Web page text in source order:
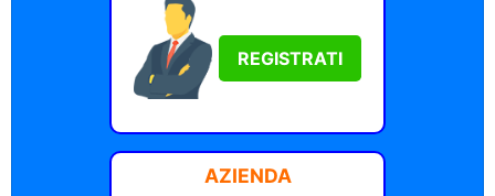
REGISTRATI
AZIENDA